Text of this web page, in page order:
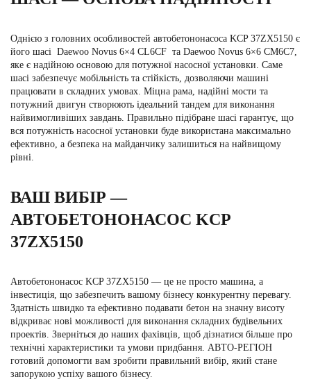
Однією з головних особливостей автобетононасоса KCP 37ZX5150 є
його шасі Daewoo Novus 6×4 CL6CF та Daewoo Novus 6×6 CM6C7,
яке є надійною основою для потужної насосної установки. Саме
шасі забезпечує мобільність та стійкість, дозволяючи машині
працювати в складних умовах. Міцна рама, надійні мости та
потужний двигун створюють ідеальний тандем для виконання
найвимогливіших завдань. Правильно підібране шасі гарантує, що
вся потужність насосної установки буде використана максимально
ефективно, а безпека на майданчику залишиться на найвищому
рівні.
ВАШ ВИБІР —
АВТОБЕТОНОНАСОС KCP
37ZX5150
Автобетононасос KCP 37ZX5150 — це не просто машина, а
інвестиція, що забезпечить вашому бізнесу конкурентну перевагу.
Здатність швидко та ефективно подавати бетон на значну висоту
відкриває нові можливості для виконання складних будівельних
проектів. Зверніться до наших фахівців, щоб дізнатися більше про
технічні характеристики та умови придбання. АВТО-РЕГІОН
готовий допомогти вам зробити правильний вибір, який стане
запорукою успіху вашого бізнесу.